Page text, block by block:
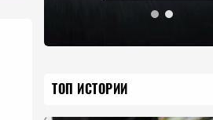
ТОП ИСТОРИИ